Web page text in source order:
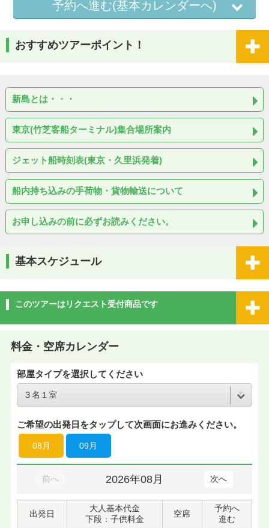
予約へ進む(基本カレンダーへ)
おすすめツアーポイント！
新島とは・・・
東京(竹芝客船ターミナル)集合場所案内
ジェット船時刻表(東京・久里浜発着)
船内持ち込みの手荷物・貨物輸送について
お申し込みの前に必ずお読みください。
基本スケジュール
このツアーはリクエスト受付商品です
料金・空席カレンダー
部屋タイプを選択してください
ご希望の出発日をタップして次画面にお進みください。
08月 09月
前へ 2026年08月 次へ
出発日
大人基本代金
下段：子供料金
空席
予約へ
進む